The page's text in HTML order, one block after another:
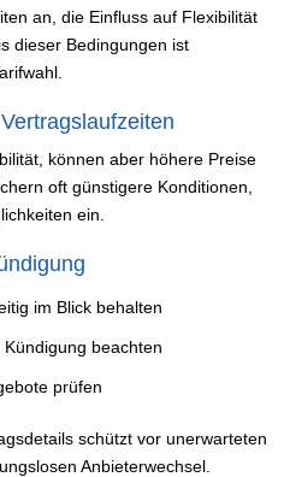
an, die Einfluss auf Flexibilität
dieser Bedingungen ist
können aber höhere Preise
oft günstigere Konditionen,
ein.
im Blick behalten
beachten
prüfen
schützt vor unerwarteten
Anbieterwechsel.